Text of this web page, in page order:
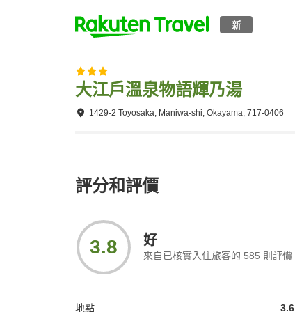
新
大江戶溫泉物語輝乃湯
1429-2 Toyosaka, Maniwa-shi, Okayama, 717-0406
評分和評價
3.8 好
來自已核實入住旅客的 585 則評價
地點 3.6